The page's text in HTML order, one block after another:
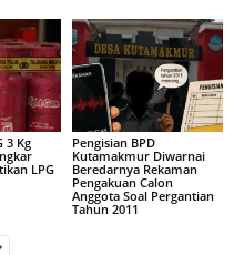
3 Kg
LPG
Pengisian BPD
Kutamakmur Diwarnai
Beredarnya Rekaman
Pengakuan Calon
Anggota Soal Pergantian
Tahun 2011